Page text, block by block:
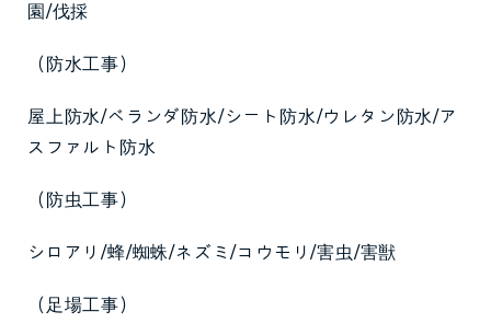
園/伐採
（防水工事）
屋上防水/ベランダ防水/シート防水/ウレタン防水/ア
スファルト防水
（防虫工事）
シロアリ/蜂/蜘蛛/ネズミ/コウモリ/害虫/害獣
（足場工事）